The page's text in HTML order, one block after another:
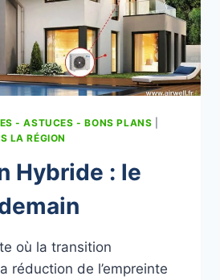
- ASTUCES - BONS PLANS
LA RÉGION
Hybride : le
où la transition
réduction de l’empreinte